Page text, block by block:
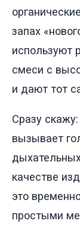
запах
используют
смеси с
и дают тот
Сразу
вызывает
качестве
это
простыми